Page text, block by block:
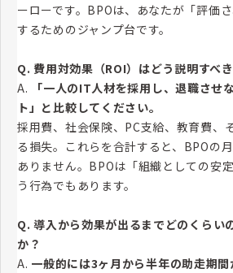
ーローです。BPOは、あなたが「評価
するためのジャンプ台です。
Q. 費用対効果（ROI）はどう説明すべ
A.
「一人のIT人材を採用し、退職させ
ト」と比較してください。
採用費、社会保険、PC支給、教育費、
る損失。これらを合計すると、BPOの
ありません。BPOは「組織としての安
う行為でもあります。
Q. 導入から効果が出るまでどのくらい
か？
A. 一般的には3ヶ月から半年の助走期間